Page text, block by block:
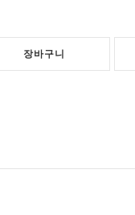
장바구니